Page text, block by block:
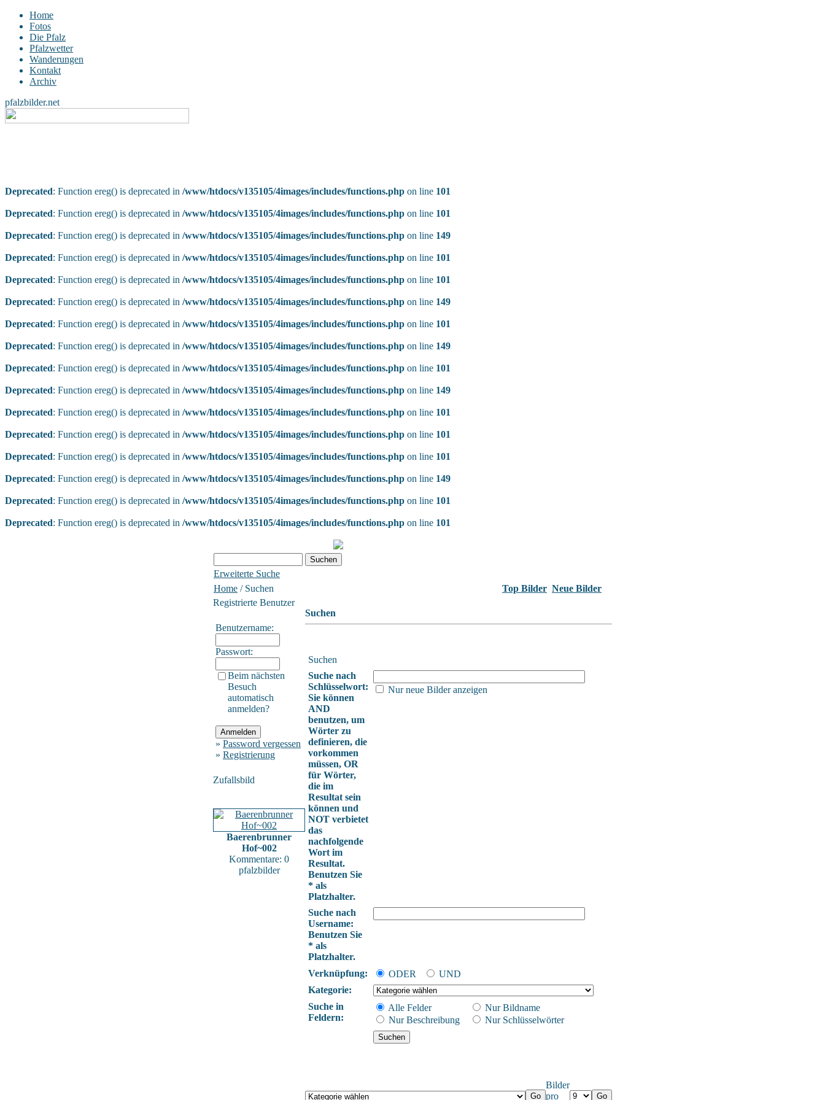
Home
Fotos
Die Pfalz
Pfalzwetter
Wanderungen
Kontakt
Archiv
pfalzbilder.net
Deprecated: Function ereg() is deprecated in /www/htdocs/v135105/4images/includes/functions.php on line 101
Deprecated: Function ereg() is deprecated in /www/htdocs/v135105/4images/includes/functions.php on line 101
Deprecated: Function ereg() is deprecated in /www/htdocs/v135105/4images/includes/functions.php on line 149
Deprecated: Function ereg() is deprecated in /www/htdocs/v135105/4images/includes/functions.php on line 101
Deprecated: Function ereg() is deprecated in /www/htdocs/v135105/4images/includes/functions.php on line 101
Deprecated: Function ereg() is deprecated in /www/htdocs/v135105/4images/includes/functions.php on line 149
Deprecated: Function ereg() is deprecated in /www/htdocs/v135105/4images/includes/functions.php on line 101
Deprecated: Function ereg() is deprecated in /www/htdocs/v135105/4images/includes/functions.php on line 149
Deprecated: Function ereg() is deprecated in /www/htdocs/v135105/4images/includes/functions.php on line 101
Deprecated: Function ereg() is deprecated in /www/htdocs/v135105/4images/includes/functions.php on line 149
Deprecated: Function ereg() is deprecated in /www/htdocs/v135105/4images/includes/functions.php on line 101
Deprecated: Function ereg() is deprecated in /www/htdocs/v135105/4images/includes/functions.php on line 101
Deprecated: Function ereg() is deprecated in /www/htdocs/v135105/4images/includes/functions.php on line 101
Deprecated: Function ereg() is deprecated in /www/htdocs/v135105/4images/includes/functions.php on line 149
Deprecated: Function ereg() is deprecated in /www/htdocs/v135105/4images/includes/functions.php on line 101
Deprecated: Function ereg() is deprecated in /www/htdocs/v135105/4images/includes/functions.php on line 101
Erweiterte Suche
Home / Suchen Top Bilder Neue Bilder
Registrierte Benutzer
Benutzername:
Passwort:
Beim nächsten
Besuch
automatisch
anmelden?
» Password vergessen
» Registrierung
Zufallsbild
Baerenbrunner
Hof~002
Kommentare: 0
pfalzbilder
Suchen
Suchen
Suche nach
Schlüsselwort:
Sie können
AND
benutzen, um
Wörter zu
definieren, die
vorkommen
müssen, OR
für Wörter,
die im
Resultat sein
können und
NOT verbietet
das
nachfolgende
Wort im
Resultat.
Benutzen Sie
* als
Platzhalter.
Nur neue Bilder anzeigen
Suche nach
Username:
Benutzen Sie
* als
Platzhalter.
Verknüpfung:
ODER
UND
Kategorie:
Suche in
Feldern:
Alle Felder
Nur Bildname
Nur Beschreibung
Nur Schlüsselwörter
Bilder
pro